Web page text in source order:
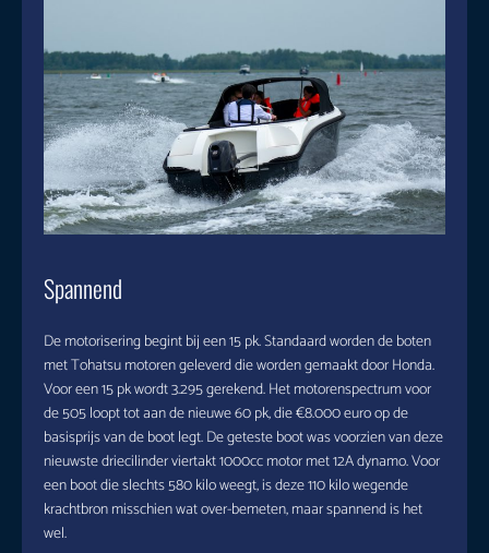
Spannend
De motorisering begint bij een 15 pk. Standaard worden de boten
met Tohatsu motoren geleverd die worden gemaakt door Honda.
Voor een 15 pk wordt 3.295 gerekend. Het motorenspectrum voor
de 505 loopt tot aan de nieuwe 60 pk, die €8.000 euro op de
basisprijs van de boot legt. De geteste boot was voorzien van deze
nieuwste driecilinder viertakt 1000cc motor met 12A dynamo. Voor
een boot die slechts 580 kilo weegt, is deze 110 kilo wegende
krachtbron misschien wat over-bemeten, maar spannend is het
wel.